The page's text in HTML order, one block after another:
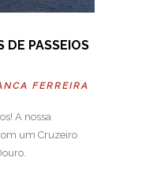
DE PASSEIOS
FERREIRA
A nossa
um Cruzeiro